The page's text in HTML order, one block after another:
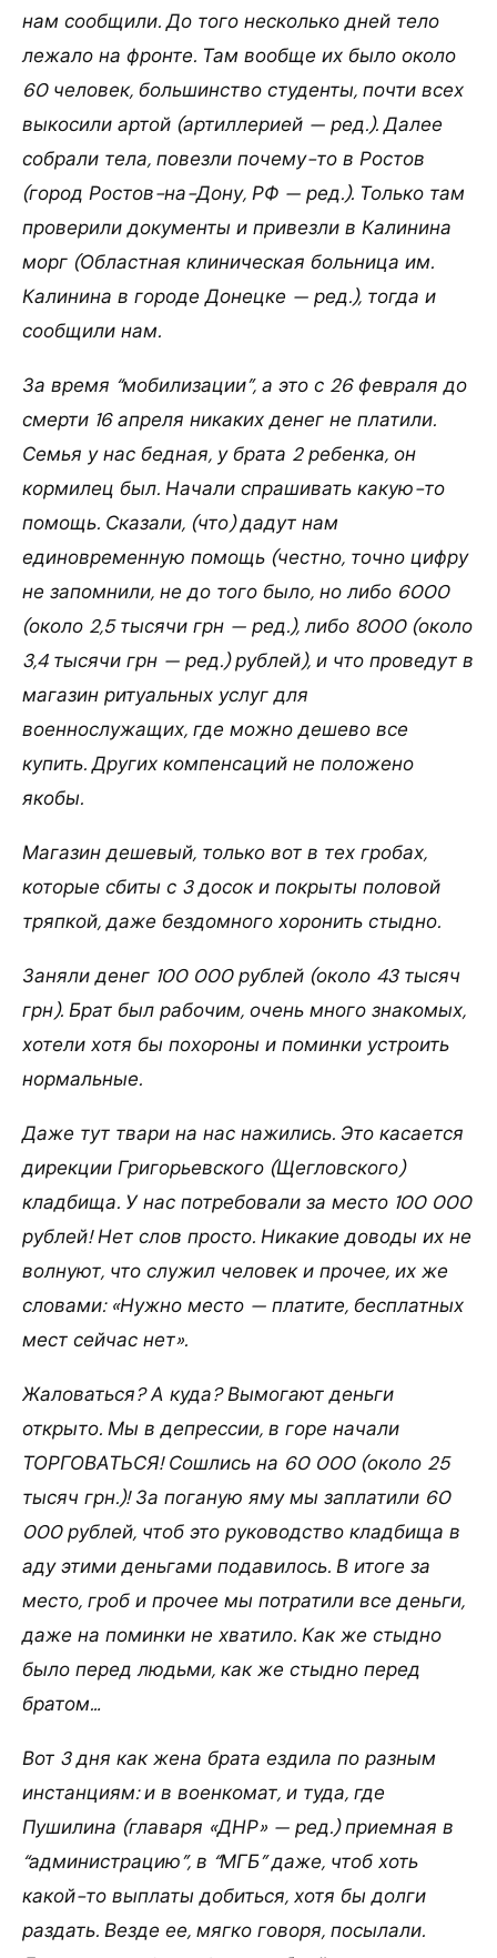
нам сообщили. До того несколько дней тело
лежало на фронте. Там вообще их было около
60 человек, большинство студенты, почти всех
выкосили артой (артиллерией — ред.). Далее
собрали тела, повезли почему-то в Ростов
(город Ростов-на-Дону, РФ — ред.). Только там
проверили документы и привезли в Калинина
морг (Областная клиническая больница им.
Калинина в городе Донецке — ред.), тогда и
сообщили нам.
За время “мобилизации”, а это с 26 февраля до
смерти 16 апреля никаких денег не платили.
Семья у нас бедная, у брата 2 ребенка, он
кормилец был. Начали спрашивать какую-то
помощь. Сказали, (что) дадут нам
единовременную помощь (честно, точно цифру
не запомнили, не до того было, но либо 6000
(около 2,5 тысячи грн — ред.), либо 8000 (около
3,4 тысячи грн — ред.) рублей), и что проведут в
магазин ритуальных услуг для
военнослужащих, где можно дешево все
купить. Других компенсаций не положено
якобы.
Магазин дешевый, только вот в тех гробах,
которые сбиты с 3 досок и покрыты половой
тряпкой, даже бездомного хоронить стыдно.
Заняли денег 100 000 рублей (около 43 тысяч
грн). Брат был рабочим, очень много знакомых,
хотели хотя бы похороны и поминки устроить
нормальные.
Даже тут твари на нас нажились. Это касается
дирекции Григорьевского (Щегловского)
кладбища. У нас потребовали за место 100 000
рублей! Нет слов просто. Никакие доводы их не
волнуют, что служил человек и прочее, их же
словами: «Нужно место — платите, бесплатных
мест сейчас нет».
Жаловаться? А куда? Вымогают деньги
открыто. Мы в депрессии, в горе начали
ТОРГОВАТЬСЯ! Сошлись на 60 000 (около 25
тысяч грн.)! За поганую яму мы заплатили 60
000 рублей, чтоб это руководство кладбища в
аду этими деньгами подавилось. В итоге за
место, гроб и прочее мы потратили все деньги,
даже на поминки не хватило. Как же стыдно
было перед людьми, как же стыдно перед
братом…
Вот 3 дня как жена брата ездила по разным
инстанциям: и в военкомат, и туда, где
Пушилина (главаря «ДНР» — ред.) приемная в
“администрацию”, в “МГБ” даже, чтоб хоть
какой-то выплаты добиться, хотя бы долги
раздать. Везде ее, мягко говоря, посылали.